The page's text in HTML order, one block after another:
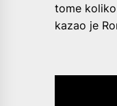
tome
kazao je